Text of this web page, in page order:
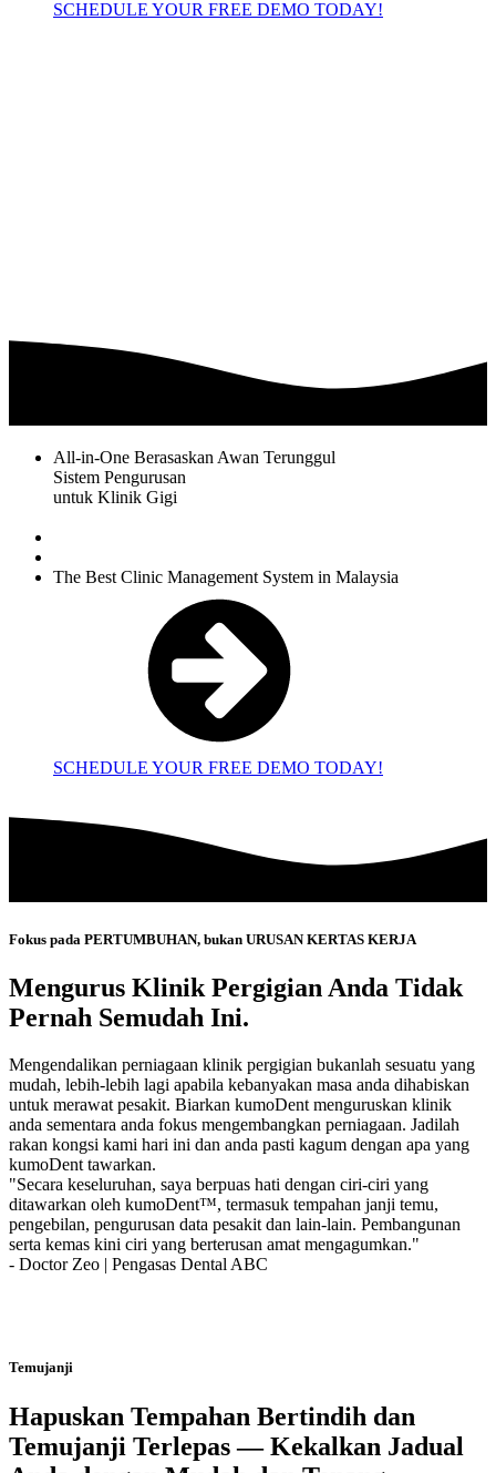
SCHEDULE YOUR FREE DEMO TODAY!
All-in-One Berasaskan Awan Terunggul
Sistem Pengurusan
untuk Klinik Gigi
The Best Clinic Management System in Malaysia
SCHEDULE YOUR FREE DEMO TODAY!
Fokus pada PERTUMBUHAN, bukan URUSAN KERTAS KERJA
Mengurus Klinik Pergigian Anda Tidak
Pernah Semudah Ini.
Mengendalikan perniagaan klinik pergigian bukanlah sesuatu yang
mudah, lebih-lebih lagi apabila kebanyakan masa anda dihabiskan
untuk merawat pesakit. Biarkan kumoDent menguruskan klinik
anda sementara anda fokus mengembangkan perniagaan. Jadilah
rakan kongsi kami hari ini dan anda pasti kagum dengan apa yang
kumoDent tawarkan.
"Secara keseluruhan, saya berpuas hati dengan ciri-ciri yang
ditawarkan oleh kumoDent™, termasuk tempahan janji temu,
pengebilan, pengurusan data pesakit dan lain-lain. Pembangunan
serta kemas kini ciri yang berterusan amat mengagumkan."
- Doctor Zeo | Pengasas Dental ABC
Temujanji
Hapuskan Tempahan Bertindih dan
Temujanji Terlepas — Kekalkan Jadual